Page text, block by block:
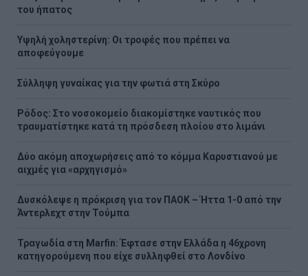
του ήπατος
Υψηλή χοληστερίνη: Οι τροφές που πρέπει να
αποφεύγουμε
Σύλληψη γυναίκας για την φωτιά στη Σκύρο
Ρόδος: Στο νοσοκομείο διακομίστηκε ναυτικός που
τραυματίστηκε κατά τη πρόσδεση πλοίου στο λιμάνι
Δύο ακόμη αποχωρήσεις από το κόμμα Καρυστιανού με
αιχμές για «αρχηγισμό»
Δυσκόλεψε η πρόκριση για τον ΠΑΟΚ – Ήττα 1-0 από την
Άντερλεχτ στην Τούμπα
Τραγωδία στη Marfin: Έφτασε στην Ελλάδα η 46χρονη
κατηγορούμενη που είχε συλληφθεί στο Λονδίνο